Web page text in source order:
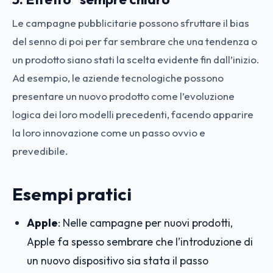
Le campagne pubblicitarie possono sfruttare il bias
del senno di poi per far sembrare che una tendenza o
un prodotto siano stati la scelta evidente fin dall’inizio.
Ad esempio, le aziende tecnologiche possono
presentare un nuovo prodotto come l’evoluzione
logica dei loro modelli precedenti, facendo apparire
la loro innovazione come un passo ovvio e
prevedibile.
Esempi pratici
Apple: Nelle campagne per nuovi prodotti,
Apple fa spesso sembrare che l’introduzione di
un nuovo dispositivo sia stata il passo